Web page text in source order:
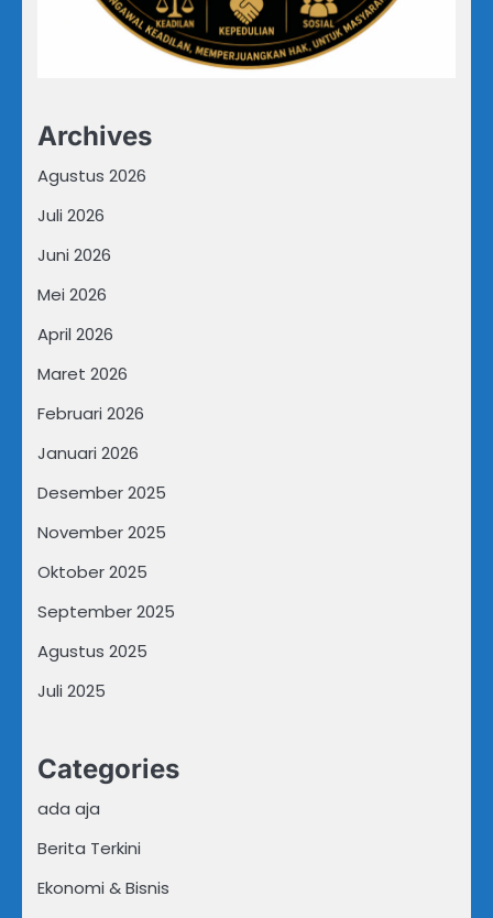
Archives
Agustus 2026
Juli 2026
Juni 2026
Mei 2026
April 2026
Maret 2026
Februari 2026
Januari 2026
Desember 2025
November 2025
Oktober 2025
September 2025
Agustus 2025
Juli 2025
Categories
ada aja
Berita Terkini
Ekonomi & Bisnis